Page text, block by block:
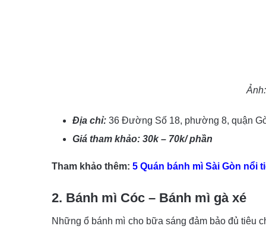
Địa chỉ: 36 Đường Số 18, phường 8, quận
Giá tham khảo: 30k – 70k/ phần
Tham khảo thêm: 5 Quán bánh mì Sài Gòn nổi
2. Bánh mì Cóc – Bánh mì gà xé
Những ổ bánh mì cho bữa sáng đảm bảo đủ tiêu